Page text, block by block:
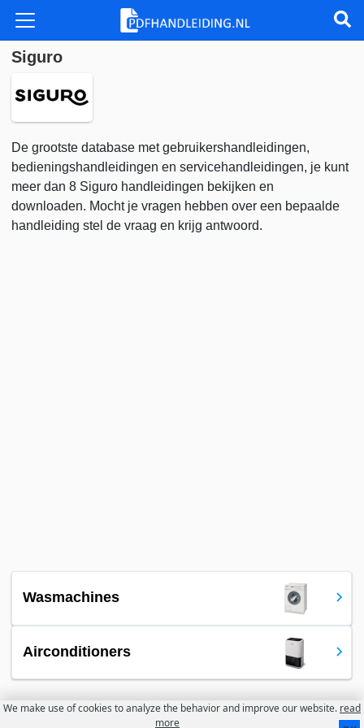
Siguro
De grootste database met gebruikershandleidingen,
bedieningshandleidingen en servicehandleidingen, je kunt
meer dan 8 Siguro handleidingen bekijken en
downloaden. Mocht je vragen hebben over een bepaalde
handleiding stel de vraag en krijg antwoord.
Wasmachines
Airconditioners
Gebruiksvoorwaarden
We make use of cookies to analyze the behavior and improve our website. read
more